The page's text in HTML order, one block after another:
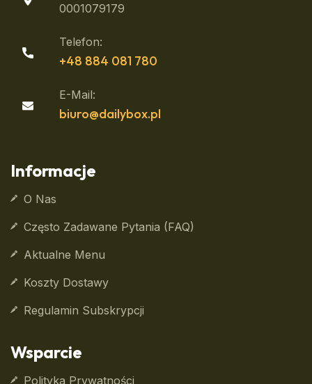
0001079179
Telefon:
+48 884 081 780
E-Mail:
biuro@dailybox.pl
Informacje
O Nas
Często Zadawane Pytania (FAQ)
Aktualne Menu
Koszty Dostawy
Regulamin Subskrypcji
Wsparcie
Polityka Prywatności